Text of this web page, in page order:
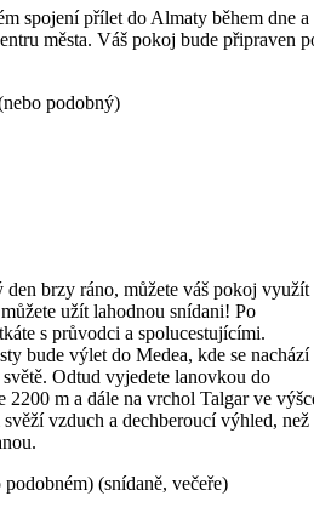
spojení přílet do Almaty během dne a
města. Váš pokoj bude připraven
podobný)
brzy ráno, můžete váš pokoj využít
užít lahodnou snídani! Po
s průvodci a spolucestujícími.
bude výlet do Medea, kde se nachází
Odtud vyjedete lanovkou do
2200 m a dále na vrchol Talgar ve
vzduch a dechberoucí výhled, než
(snídaně, večeře)